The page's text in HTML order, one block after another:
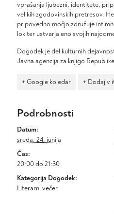
vprašanja ljubezni, identitete,
velikih zgodovinskih pretresov.
pripovedno močjo združuje
lok ter ustvarja eno svojih
Dogodek je del kulturnih
Javna agencija za knjigo
+ Google koledar + Dodaj v
Podrobnosti
Datum:
sreda, 24. junija
Čas:
20:00 do 21:30
Kategorija Dogodek:
Literarni večer